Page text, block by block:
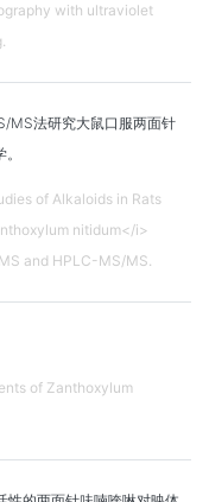
with ultraviolet
MS法研究大鼠口服两面针
of Alkaloids in Rats
nitidum</i>
and HPLC-MS/MS.
of Zanthoxylum